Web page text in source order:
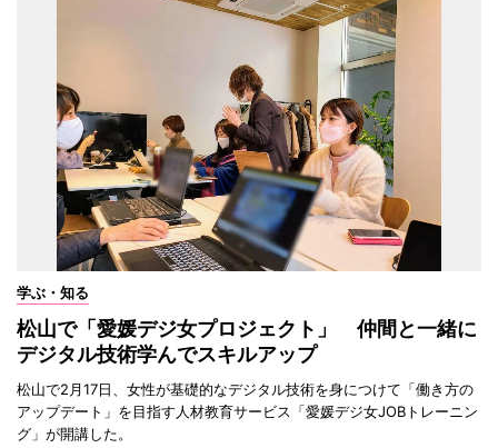
学ぶ・知る
松山で「愛媛デジ女プロジェクト」 仲間と一緒に
デジタル技術学んでスキルアップ
松山で2月17日、女性が基礎的なデジタル技術を身につけて「働き方の
アップデート」を目指す人材教育サービス「愛媛デジ女JOBトレーニン
グ」が開講した。